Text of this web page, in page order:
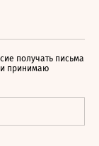
получать письма
и принимаю